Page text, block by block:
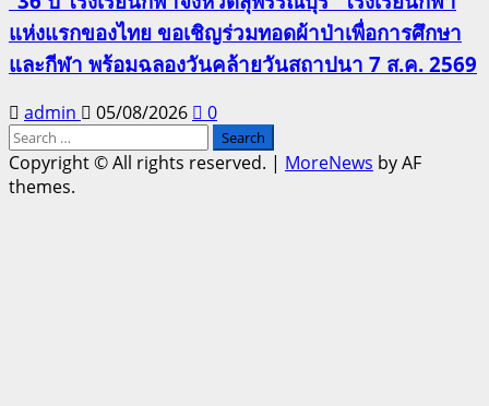
แห่งแรกของไทย ขอเชิญร่วมทอดผ้าป่าเพื่อการศึกษา
และกีฬา พร้อมฉลองวันคล้ายวันสถาปนา 7 ส.ค. 2569
admin 05/08/2026
0
Search
for:
Copyright © All rights reserved. | MoreNews by AF
themes.